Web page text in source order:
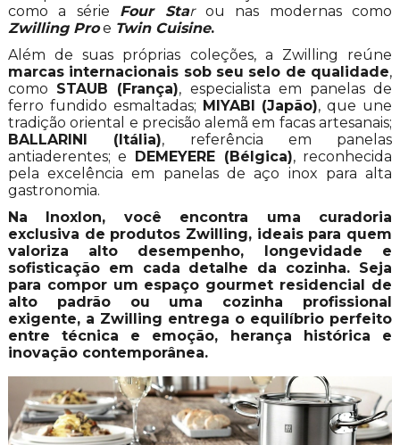
como a série Four Starou nas modernas como
Zwilling Proe Twin Cuisine.
Além de suas próprias coleções, a Zwilling reúne
marcas internacionais sob seu selo de qualidade,
como STAUB (França), especialista em panelas de
ferro fundido esmaltadas; MIYABI (Japão), que une
tradição oriental e precisão alemã em facas artesanais;
BALLARINI (Itália), referência em panelas
antiaderentes; e DEMEYERE (Bélgica), reconhecida
pela excelência em panelas de aço inox para alta
gastronomia.
Na Inoxlon, você encontra uma curadoria
exclusiva de produtos Zwilling, ideais para quem
valoriza alto desempenho, longevidade e
sofisticação em cada detalhe da cozinha. Seja
para compor um espaço gourmet residencial de
alto padrão ou uma cozinha profissional
exigente, a Zwilling entrega o equilíbrio perfeito
entre técnica e emoção, herança histórica e
inovação contemporânea.